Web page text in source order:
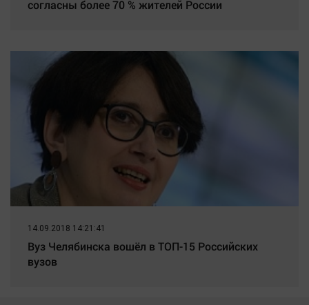
согласны более 70 % жителей России
14.09.2018 14:21:41
Вуз Челябинска вошёл в ТОП-15 Российских
вузов